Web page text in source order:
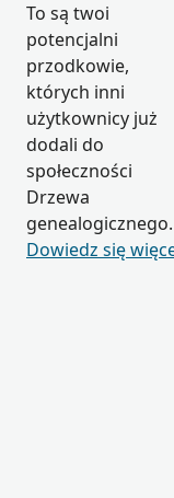
To są twoi
potencjalni
przodkowie,
których inni
użytkownicy już
dodali do
społeczności
Drzewa
genealogicznego.
Dowiedz się